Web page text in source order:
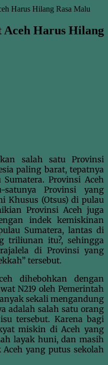
Harus Hilang Rasa Malu
Aceh Harus Hilang
salah satu Provinsi
paling barat, tepatnya
Provinsi Aceh
satunya Provinsi yang
Khusus (Otsus) di pulau
Provinsi Aceh juga
indek kemiskinan
Sumatera, lantas di
triliunan itu?, sehingga
di Provinsi yang
tersebut.
dihebohkan dengan
N219 oleh Pemerintah
sekali mengandung
adalah salah satu orang
tersebut. Karena bagi
miskin di Aceh yang
layak huni, dan masih
yang putus sekolah